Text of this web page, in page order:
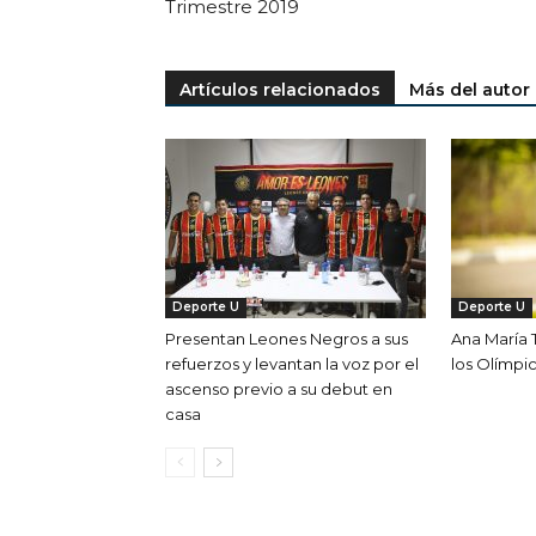
Trimestre 2019
Artículos relacionados Más del autor
Deporte U
Presentan Leones Negros a sus
refuerzos y levantan la voz por el
ascenso previo a su debut en
casa
Deporte U
Ana María
los